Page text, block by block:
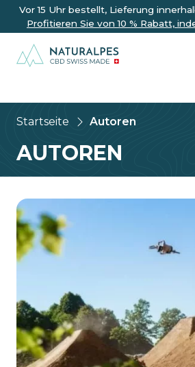
Vor 15 Uhr bestellt, Lieferung
Profitieren Sie von 10 % Rabatt,
Startseite Autoren
AUTOREN